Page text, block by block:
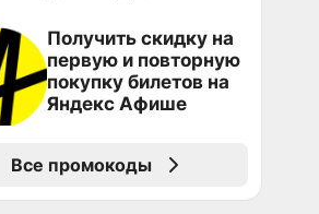
Получить скидку на
первую и повторную
покупку билетов на
Яндекс Афише
Все промокоды